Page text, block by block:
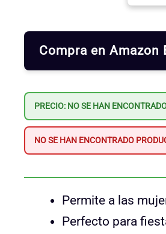
Compra en Amazon
PRECIO: NO SE HAN
NO SE HAN ENCONTRADO
Permite a las
Perfecto para